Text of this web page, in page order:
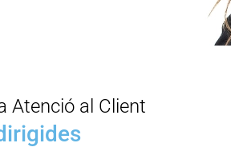
Atenció al Client